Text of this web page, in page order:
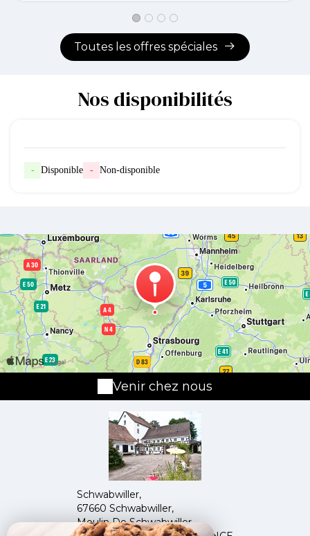
Toutes les offres spéciales
Nos disponibilités
- Disponible - Non-disponible
Venir chez nous
Schwabwiller,
67660 Schwabwiller,
Moulin De Schwabwiller,